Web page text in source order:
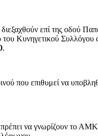
επί της οδού
του Κυνηγετικού Συλλόγου
.
που επιθυμεί να
να γνωρίζουν το